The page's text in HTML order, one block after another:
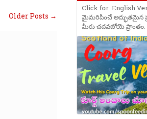
Older Posts →
Click for English
మైమరిపించే అద్భుతమైన
మీరు చదవబోయె ప్రాంతం.